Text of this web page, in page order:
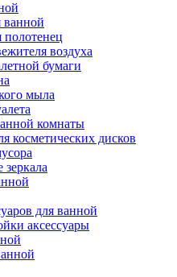
ванной
полотенец
воздуха
бумаги
мыла
комнаты
косметических дисков
зеркала
для ванной
аксессуары